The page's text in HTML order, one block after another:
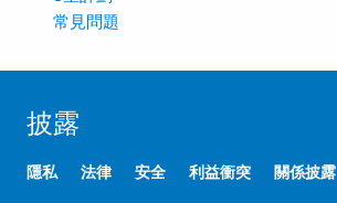
常見問題
披露
隱私 法律 安全 利益衝突 關係披露